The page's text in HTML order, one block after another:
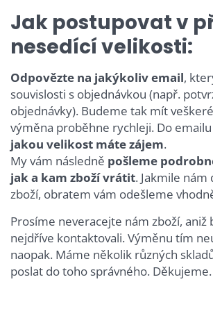
Jak postupovat v
nesedící velikosti:
Odpovězte na jakýkoliv email,
souvislosti s objednávkou (např.
objednávky). Budeme tak mít
výměna proběhne rychleji. Do
jakou velikost máte zájem.
My vám následně pošleme
jak a kam zboží vrátit. Jakmile nám
zboží, obratem vám odešleme
Prosíme neveracejte nám zboží, aniž
nejdříve kontaktovali. Výměnu tím
naopak. Máme několik různých
poslat do toho správného. Děkujeme.